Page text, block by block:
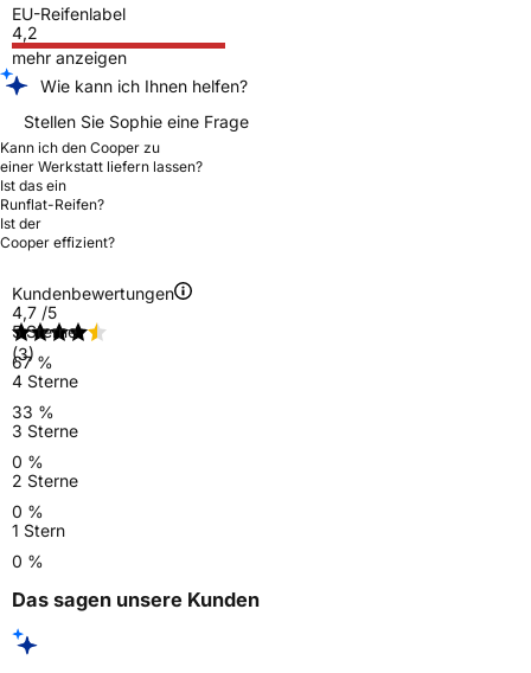
EU-Reifenlabel
4,2
mehr anzeigen
Wie kann ich Ihnen helfen?
Stellen Sie Sophie eine Frage
Kann ich den Cooper zu
einer Werkstatt liefern lassen?
Ist das ein
Runflat-Reifen?
Ist der
Cooper effizient?
Kundenbewertungen
4,7 /5
(3)
5 Sterne
67 %
4 Sterne
33 %
3 Sterne
0 %
2 Sterne
0 %
1 Stern
0 %
Das sagen unsere Kunden